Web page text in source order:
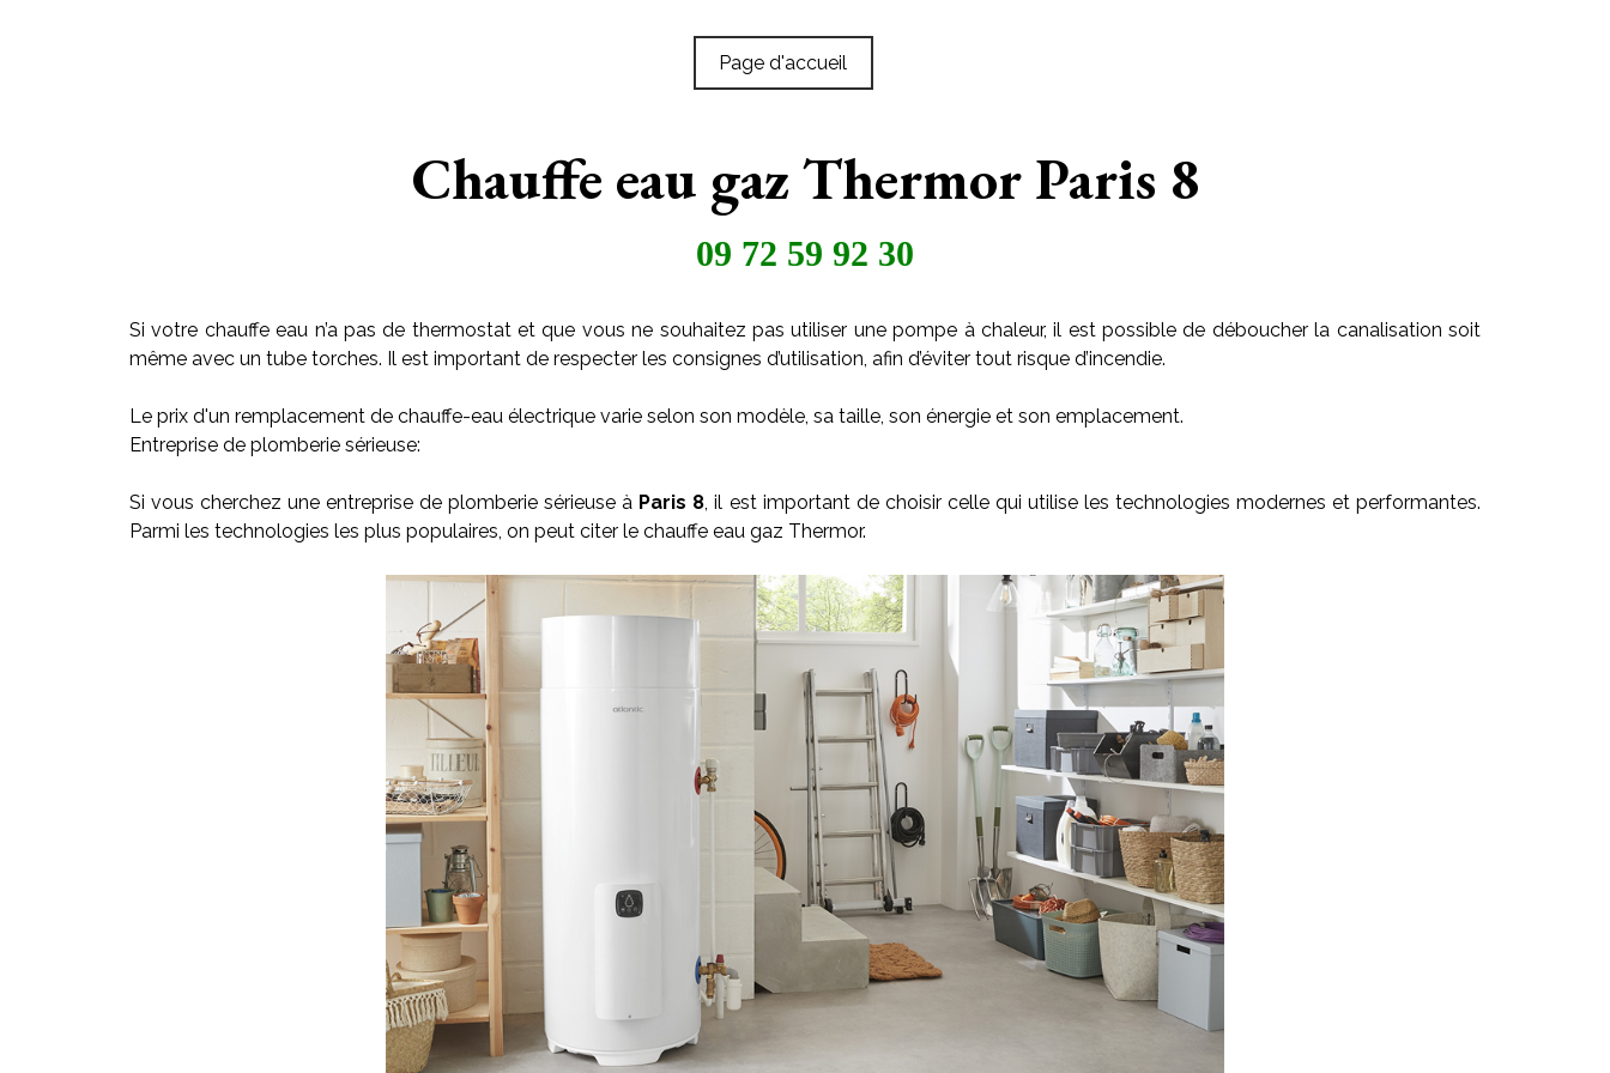
Page d'accueil
Chauffe eau gaz Thermor Paris 8
09 72 59 92 30
Si votre chauffe eau n’a pas de thermostat et que vous ne souhaitez pas utiliser une pompe à chaleur, il est possible de déboucher la canalisation soit
même avec un tube torches. Il est important de respecter les consignes d’utilisation, afin d’éviter tout risque d’incendie.
Le prix d'un remplacement de chauffe-eau électrique varie selon son modèle, sa taille, son énergie et son emplacement.
Entreprise de plomberie sérieuse:
Si vous cherchez une entreprise de plomberie sérieuse à Paris 8, il est important de choisir celle qui utilise les technologies modernes et performantes.
Parmi les technologies les plus populaires, on peut citer le chauffe eau gaz Thermor.